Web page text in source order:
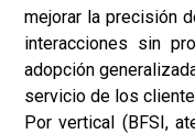
mejorar la precisión
interacciones sin
adopción
servicio de los
Por vertical (BFSI,